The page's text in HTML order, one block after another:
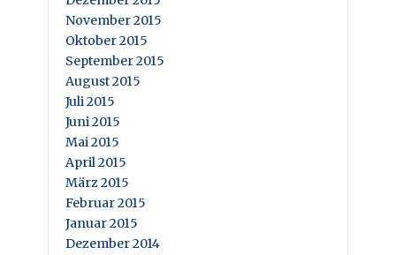
November 2015
Oktober 2015
September 2015
August 2015
Juli 2015
Juni 2015
Mai 2015
April 2015
März 2015
Februar 2015
Januar 2015
Dezember 2014